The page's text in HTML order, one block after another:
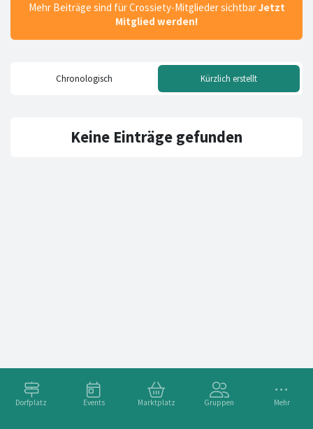
Dorfplatz Events Marktplatz Gruppen Mehr
Mehr Beiträge sind für Crossiety-Mitglieder sichtbarJetzt
Mitglied werden!
Chronologisch Kürzlich erstellt
Keine Einträge gefunden